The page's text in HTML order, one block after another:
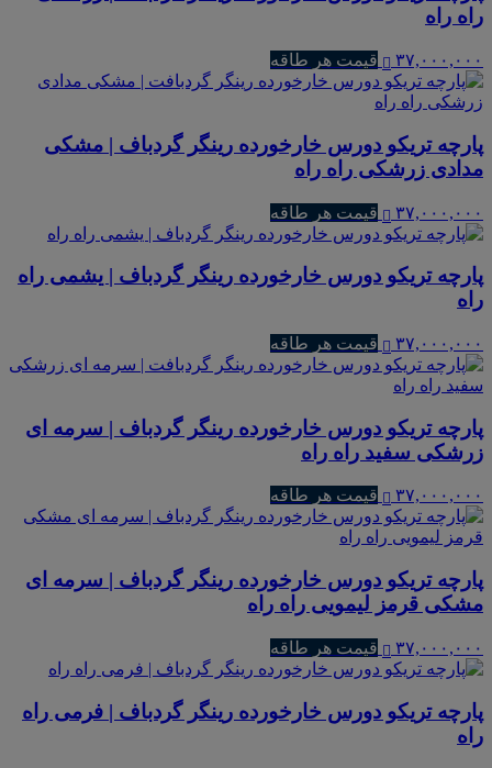
راه راه
۳۷,۰۰۰,۰۰۰ قیمت هر طاقه
پارچه تریکو دورس خارخورده رینگر گردباف | مشکی
مدادی زرشکی راه راه
۳۷,۰۰۰,۰۰۰ قیمت هر طاقه
پارچه تریکو دورس خارخورده رینگر گردباف | یشمی راه
راه
۳۷,۰۰۰,۰۰۰ قیمت هر طاقه
پارچه تریکو دورس خارخورده رینگر گردباف | سرمه ای
زرشکی سفید راه راه
۳۷,۰۰۰,۰۰۰ قیمت هر طاقه
پارچه تریکو دورس خارخورده رینگر گردباف | سرمه ای
مشکی قرمز لیمویی راه راه
۳۷,۰۰۰,۰۰۰ قیمت هر طاقه
پارچه تریکو دورس خارخورده رینگر گردباف | فرمی راه
راه